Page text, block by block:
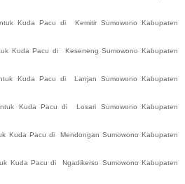
Kuda Pacu di Kemitir Sumowono
Kabupaten
Kuda Pacu di Keseneng Sumowono
Kabupaten
Kuda Pacu di Lanjan Sumowono
Kabupaten
Kuda Pacu di Losari Sumowono
Kabupaten
Kuda Pacu di Mendongan Sumowono Kabupaten
Kuda Pacu di Ngadikerso Sumowono Kabupaten